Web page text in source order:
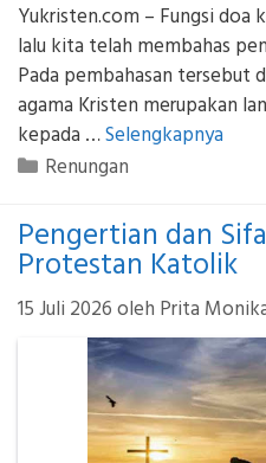
Yukristen.com – Fungsi doa
lalu kita telah membahas
Pada pembahasan tersebut
agama Kristen merupakan
kepada …Selengkapnya
Kategori
Renungan
Pengertian dan
Protestan Katolik
15 Juli 2026oleh Prita